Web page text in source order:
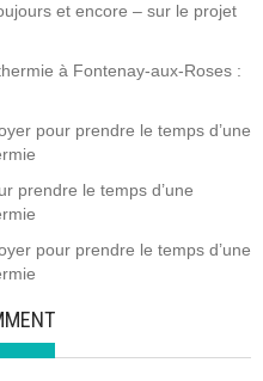
et encore – sur le projet
à Fontenay-aux-Roses :
pour prendre le temps d’une
prendre le temps d’une
pour prendre le temps d’une